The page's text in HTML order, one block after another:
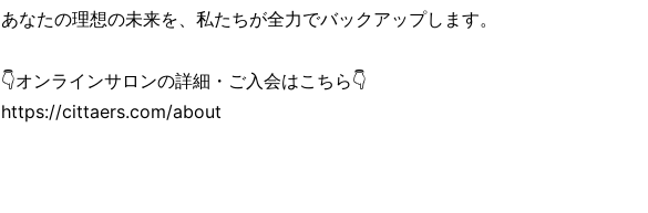
あなたの理想の未来を、私たちが全力でバックアップします。
👇オンラインサロンの詳細・ご入会はこちら👇
https://cittaers.com/about